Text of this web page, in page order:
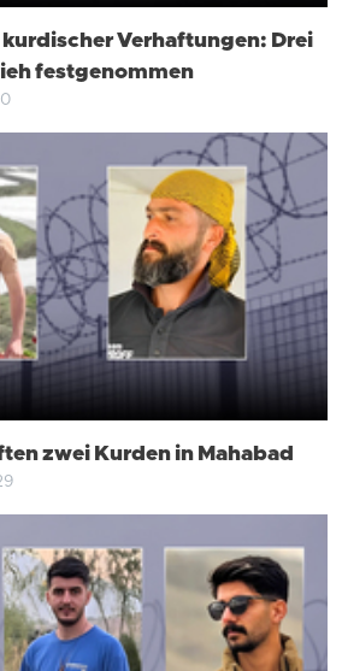
Verhaftungen: Drei
festgenommen
zwei Kurden in Mahabad